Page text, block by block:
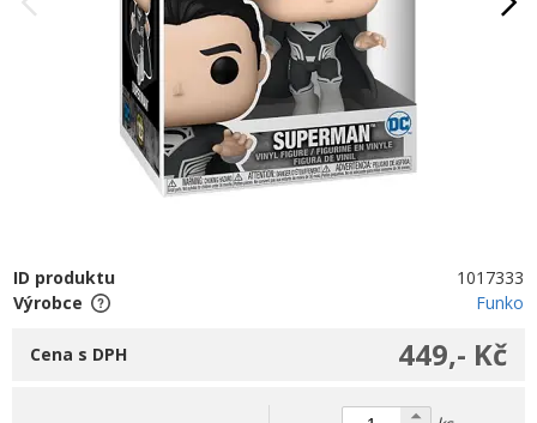
ID produktu
1017333
Výrobce
Funko
449,- Kč
Cena s DPH